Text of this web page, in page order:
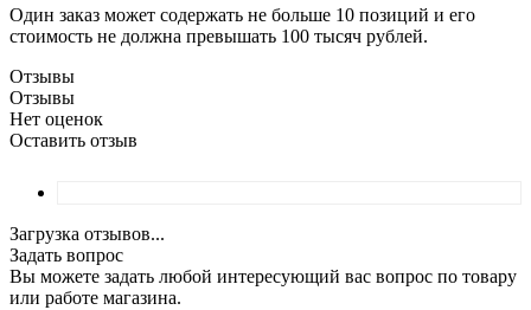
Один заказ может содержать не больше 10 позиций и его
стоимость не должна превышать 100 тысяч рублей.
Отзывы
Отзывы
Нет оценок
Оставить отзыв
Загрузка отзывов...
Задать вопрос
Вы можете задать любой интересующий вас вопрос по товару
или работе магазина.